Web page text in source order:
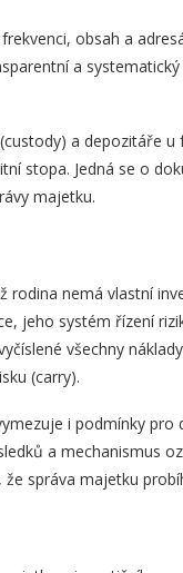
obsah a
a
a depozitáře
stopa. Jedná se o
majetku.
rodina nemá vlastní
jeho systém řízení
všechny
(carry).
i podmínky
a mechanismus
správa majetku